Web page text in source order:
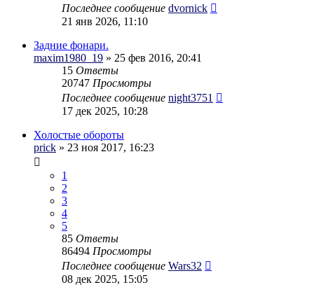
Последнее сообщение dvornick
21 янв 2026, 11:10
Задние фонари.
maxim1980_19 » 25 фев 2016, 20:41
15 Ответы
20747 Просмотры
Последнее сообщение night3751
17 дек 2025, 10:28
Холостые обороты
prick » 23 ноя 2017, 16:23
1
2
3
4
5
85 Ответы
86494 Просмотры
Последнее сообщение Wars32
08 дек 2025, 15:05